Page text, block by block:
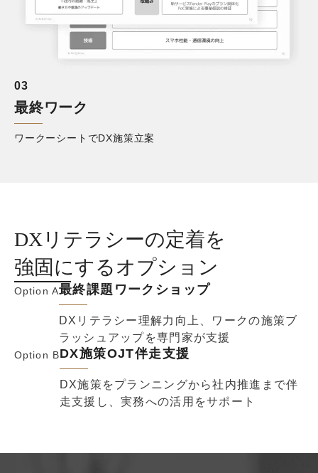
03
最終ワーク
ワークーシートでDX施策立案
DXリテラシーの定着を
強固にするオプション
Option A最終課題ワークショップ
DXリテラシー理解力向上、ワークの施策ブ
ラッシュアップを専門家が支援
Option BDX施策OJT伴走支援
DX施策をプランニングから社内推進まで伴
走支援し、実務への活用をサポート